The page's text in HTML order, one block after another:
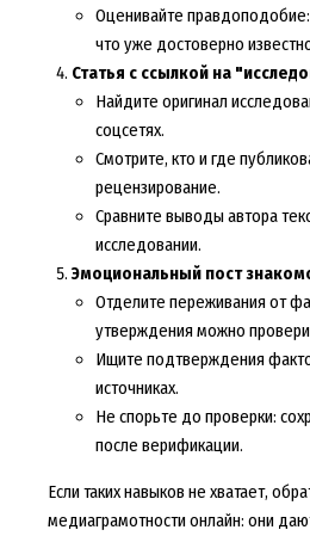
Оценивайте правдоподобие:
что уже достоверно
Статья с ссылкой на
Найдите оригинал
соцсетях.
Смотрите, кто и где
рецензирование.
Сравните выводы автора
исследовании.
Эмоциональный пост
Отделите переживания от
утверждения можно
Ищите подтверждения
источниках.
Не спорьте до проверки:
после верификации.
Если таких навыков не хватает,
медиаграмотности онлайн: они